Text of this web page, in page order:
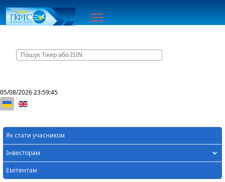
05/08/202623:59:45
Оберіть свою мову
Як стати учасником
Інвесторам
Емітентам